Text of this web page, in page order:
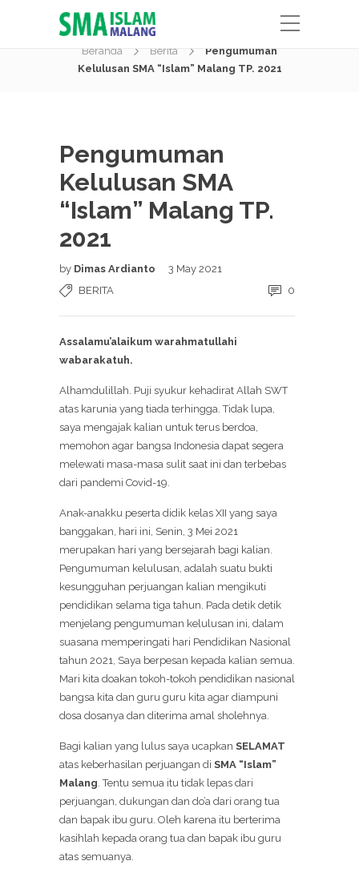
Beranda Berita
Pengumuman
Kelulusan SMA “Islam” Malang TP. 2021
Pengumuman
Kelulusan SMA
“Islam” Malang TP.
2021
by Dimas Ardianto
3 May 2021
BERITA
0
Assalamu’alaikum warahmatullahi
wabarakatuh.
Alhamdulillah. Puji syukur kehadirat Allah SWT
atas karunia yang tiada terhingga. Tidak lupa,
saya mengajak kalian untuk terus berdoa,
memohon agar bangsa Indonesia dapat segera
melewati masa-masa sulit saat ini dan terbebas
dari pandemi Covid-19.
Anak-anakku peserta didik kelas XII yang saya
banggakan, hari ini, Senin, 3 Mei 2021
merupakan hari yang bersejarah bagi kalian.
Pengumuman kelulusan, adalah suatu bukti
kesungguhan perjuangan kalian mengikuti
pendidikan selama tiga tahun. Pada detik detik
menjelang pengumuman kelulusan ini, dalam
suasana memperingati hari Pendidikan Nasional
tahun 2021, Saya berpesan kepada kalian semua.
Mari kita doakan tokoh-tokoh pendidikan nasional
bangsa kita dan guru guru kita agar diampuni
dosa dosanya dan diterima amal sholehnya.
Bagi kalian yang lulus saya ucapkan SELAMAT
atas keberhasilan perjuangan di SMA “Islam”
Malang. Tentu semua itu tidak lepas dari
perjuangan, dukungan dan do’a dari orang tua
dan bapak ibu guru. Oleh karena itu berterima
kasihlah kepada orang tua dan bapak ibu guru
atas semuanya.